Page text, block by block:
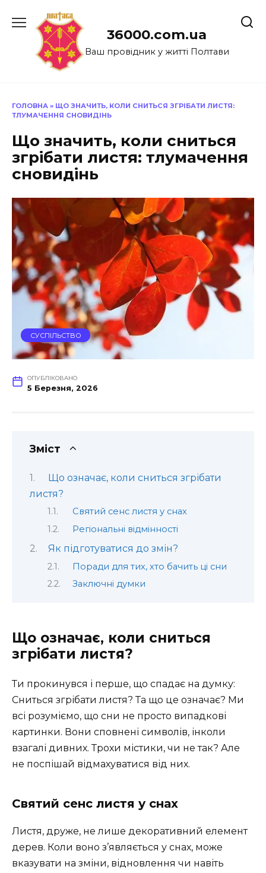
до
36000.com.ua
Ваш провідник у житті Полтави
ГОЛОВНА » ЩО ЗНАЧИТЬ, КОЛИ СНИТЬСЯ ЗГРІБАТИ ЛИСТЯ:
ТЛУМАЧЕННЯ СНОВИДІНЬ
Що значить, коли сниться
згрібати листя: тлумачення
сновидінь
СУСПІЛЬСТВО
ОПУБЛІКОВАНО
5 Березня, 2026
Зміст
Що означає, коли сниться згрібати
листя?
Святий сенс листя у снах
Регіональні відмінності
Як підготуватися до змін?
Поради для тих, хто бачить ці сни
Заключні думки
Що означає, коли сниться
згрібати листя?
Ти прокинувся і перше, що спадає на думку:
Сниться згрібати листя? Та що це означає? Ми
всі розуміємо, що сни не просто випадкові
картинки. Вони сповнені символів, інколи
взагалі дивних. Трохи містики, чи не так? Але
не поспішай відмахуватися від них.
Святий сенс листя у снах
Листя, друже, не лише декоративний елемент
дерев. Коли воно з’являється у снах, може
вказувати на зміни, відновлення чи навіть